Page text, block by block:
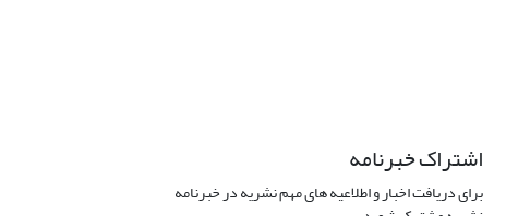
اشتراک خبرنامه
برای دریافت اخبار و اطلاعیه های مهم نشریه در خبرنامه